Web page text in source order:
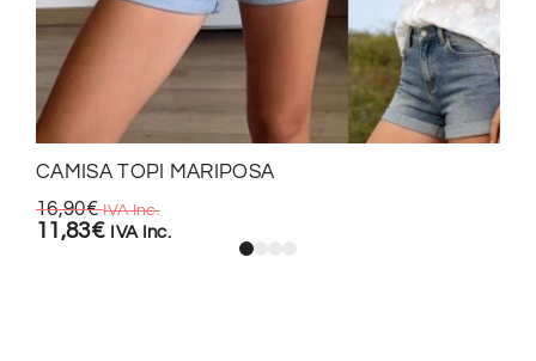
CAMISA TOPI MARIPOSA
16,90€ IVA Inc.
11,83€ IVA Inc.